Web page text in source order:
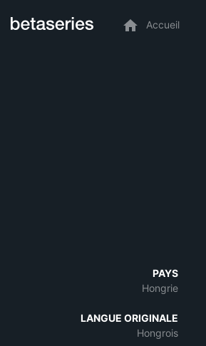
Accueil
PAYS
Hongrie
LANGUE ORIGINALE
Hongrois